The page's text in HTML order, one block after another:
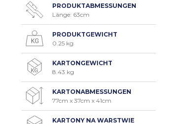
PRODUKTABMESSUNGEN
Länge: 63cm
PRODUKTGEWICHT
0.25 kg
KARTONGEWICHT
8.43 kg
KARTONABMESSUNGEN
77cm x 37cm x 41cm
KARTONY NA WARSTWIE